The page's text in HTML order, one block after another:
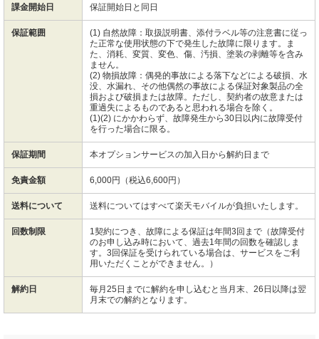
課金開始日 保証開始日と同日
保証範囲
(1) 自然故障：取扱説明書、添付ラベル等の注意書に従っ
た正常な使用状態の下で発生した故障に限ります。ま
た、消耗、変質、変色、傷、汚損、塗装の剥離等を含み
ません。
(2) 物損故障：偶発的事故による落下などによる破損、水
没、水漏れ、その他偶然の事故による保証対象製品の全
損および破損または故障。ただし、契約者の故意または
重過失によるものであると思われる場合を除く。
(1)(2) にかかわらず、故障発生から30日以内に故障受付
を行った場合に限る。
保証期間 本オプションサービスの加入日から解約日まで
免責金額 6,000円（税込6,600円）
送料について 送料についてはすべて楽天モバイルが負担いたします。
回数制限
1契約につき、故障による保証は年間3回まで（故障受付
のお申し込み時において、過去1年間の回数を確認しま
す。3回保証を受けられている場合は、サービスをご利
用いただくことができません。）
解約日
毎月25日までに解約を申し込むと当月末、26日以降は翌
月末での解約となります。